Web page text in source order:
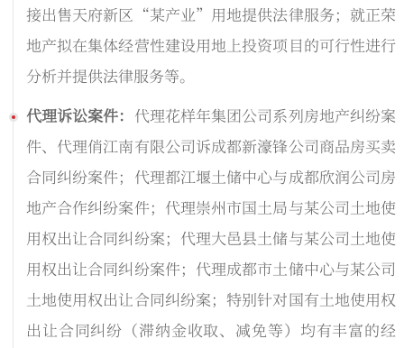
接出售天府新区“某产业”用地提供法律服务；就正荣
地产拟在集体经营性建设用地上投资项目的可行性进行
分析并提供法律服务等。
代理诉讼案件： 代理花样年集团公司系列房地产纠纷案
件、代理俏江南有限公司诉成都新濠锋公司商品房买卖
合同纠纷案件；代理都江堰土储中心与成都欣润公司房
地产合作纠纷案件；代理崇州市国土局与某公司土地使
用权出让合同纠纷案；代理大邑县土储与某公司土地使
用权出让合同纠纷案件；代理成都市土储中心与某公司
土地使用权出让合同纠纷案；特别针对国有土地使用权
出让合同纠纷（滞纳金收取、减免等）均有丰富的经